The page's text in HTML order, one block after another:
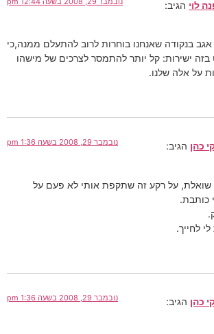
לוי הגיב:
אגב בנקודה שאנחנו בוחרות לרוב להתעלם ממנה,כי
ישירות: קל יותר להתמסר לצרכים של מישהו
על אלה שלנו.
כהן הגיב: נובמבר 29, 2008 בשעה 1:36 pm
שואלת, על רקע זה שתקפת אותי לא פעם על
כותבת.
לחייך.
כהן הגיב: נובמבר 29, 2008 בשעה 1:36 pm